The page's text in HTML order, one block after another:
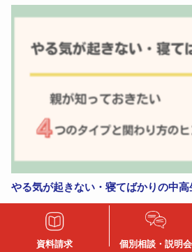
やる気が起きない・寝てばかりの中
2026年2月9日
資料請求 個別相談・説明会